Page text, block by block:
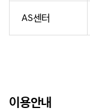
AS센터
이용안내